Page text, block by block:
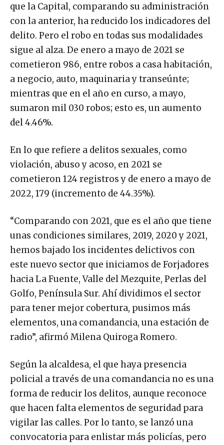
que la Capital, comparando su administración
con la anterior, ha reducido los indicadores del
delito. Pero el robo en todas sus modalidades
sigue al alza. De enero a mayo de 2021 se
cometieron 986, entre robos a casa habitación,
a negocio, auto, maquinaria y transeúnte;
mientras que en el año en curso, a mayo,
sumaron mil 030 robos; esto es, un aumento
del 4.46%.
En lo que refiere a delitos sexuales, como
violación, abuso y acoso, en 2021 se
cometieron 124 registros y de enero a mayo de
2022, 179 (incremento de 44.35%).
“Comparando con 2021, que es el año que tiene
unas condiciones similares, 2019, 2020 y 2021,
hemos bajado los incidentes delictivos con
este nuevo sector que iniciamos de Forjadores
hacia La Fuente, Valle del Mezquite, Perlas del
Golfo, Península Sur. Ahí dividimos el sector
para tener mejor cobertura, pusimos más
elementos, una comandancia, una estación de
radio”, afirmó Milena Quiroga Romero.
Según la alcaldesa, el que haya presencia
policial a través de una comandancia no es una
forma de reducir los delitos, aunque reconoce
que hacen falta elementos de seguridad para
vigilar las calles. Por lo tanto, se lanzó una
convocatoria para enlistar más policías, pero